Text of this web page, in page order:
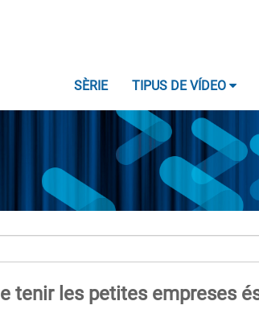
SÈRIE TIPUS DE VÍDEO
tenir les petites empreses